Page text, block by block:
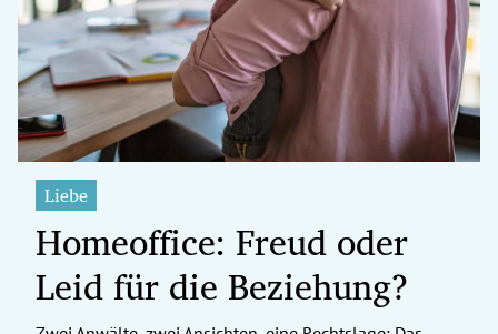
Untermenü
Untermenü
Untermenü
Untermenü
Untermenü
Untermenü
Liebe
Homeoffice: Freud oder
Leid für die Beziehung?